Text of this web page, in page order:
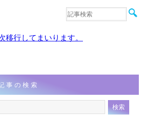
音楽
行してまいります。
事の検索